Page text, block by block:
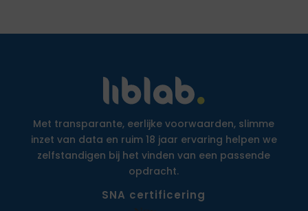
Met transparante, eerlijke voorwaarden, slimme
inzet van data en ruim 18 jaar ervaring helpen we
zelfstandigen bij het vinden van een passende
opdracht.
SNA certificering